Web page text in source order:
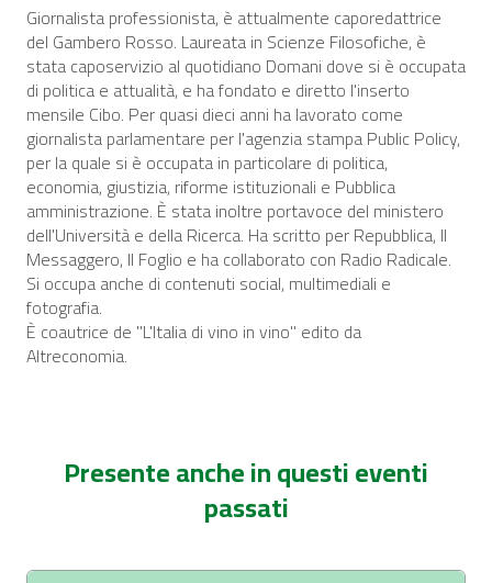
Giornalista professionista, è attualmente caporedattrice
del Gambero Rosso. Laureata in Scienze Filosofiche, è
stata caposervizio al quotidiano Domani dove si è occupata
di politica e attualità, e ha fondato e diretto l'inserto
mensile Cibo. Per quasi dieci anni ha lavorato come
giornalista parlamentare per l'agenzia stampa Public Policy,
per la quale si è occupata in particolare di politica,
economia, giustizia, riforme istituzionali e Pubblica
amministrazione. È stata inoltre portavoce del ministero
dell'Università e della Ricerca. Ha scritto per Repubblica, Il
Messaggero, Il Foglio e ha collaborato con Radio Radicale.
Si occupa anche di contenuti social, multimediali e
fotografia.
È coautrice de "L'Italia di vino in vino" edito da
Altreconomia.
Presente anche in questi eventi
passati